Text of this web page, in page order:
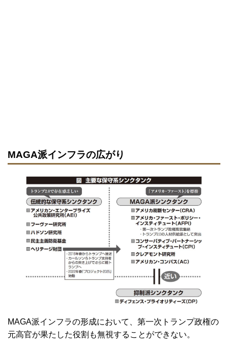
MAGA派インフラの広がり
MAGA派インフラの形成において、第一次トランプ政権の
元高官が果たした役割も無視することができない。